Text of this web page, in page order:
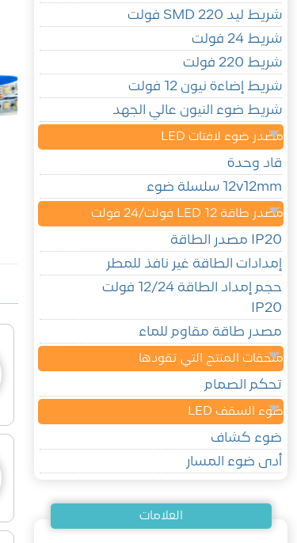
شريط ليد SMD 220 فولت
شريط 24 فولت
شريط 220 فولت
شريط إضاءة نيون 12 فولت
شريط ضوء النيون عالي الجهد
مصدر ضوء لافتات LED
قاد وحدة
12v12mm سلسلة ضوء
مصدر طاقة LED 12 فولت/24 فولت
IP20 مصدر الطاقة
إمدادات الطاقة غير نافذ للمطر
حجم إمداد الطاقة 12/24 فولت
IP20
مصدر طاقة مقاوم للماء
ملحقات المنتج التي تقودها
تحكم الصمام
ضوء السقف LED
ضوء كشاف
أدى ضوء المسار
العلامات